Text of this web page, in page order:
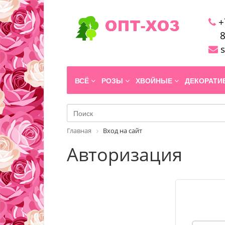
ВСЁ РОЗЫ ХВОЙНЫЕ
Главная Вход на сайт
Авторизация